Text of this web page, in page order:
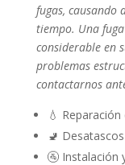
fugas, causando
tiempo. Una
considerable en
problemas
contactarnos
💧
🚽
🚰 Instalación